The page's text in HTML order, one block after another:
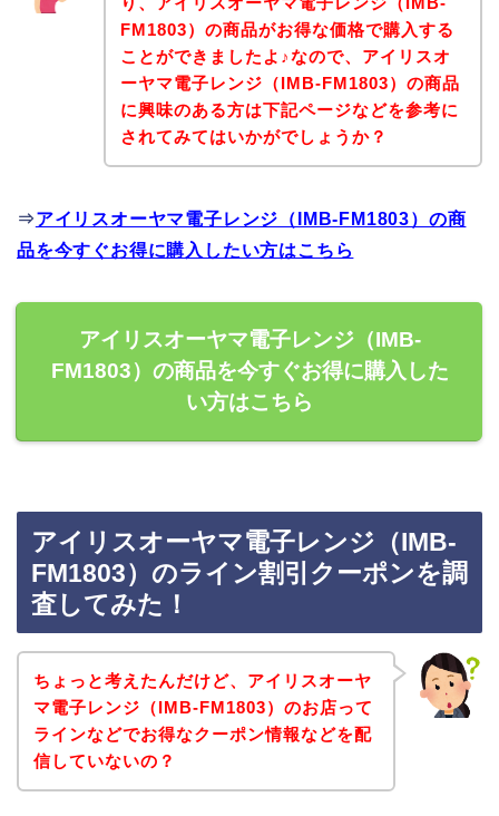
FM1803）の商品がお得な価格で購入する
ことができましたよ♪なので、アイリスオ
ーヤマ電子レンジ（IMB-FM1803）の商品
に興味のある方は下記ページなどを参考に
されてみてはいかがでしょうか？
⇒アイリスオーヤマ電子レンジ（IMB-FM1803）の商
品を今すぐお得に購入したい方はこちら
アイリスオーヤマ電子レンジ（IMB-
FM1803）の商品を今すぐお得に購入した
い方はこちら
アイリスオーヤマ電子レンジ（IMB-
FM1803）のライン割引クーポンを調
査してみた！
ちょっと考えたんだけど、アイリスオーヤ
マ電子レンジ（IMB-FM1803）のお店って
ラインなどでお得なクーポン情報などを配
信していないの？